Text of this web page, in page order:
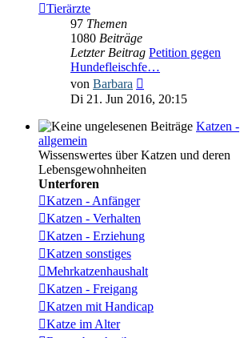
Tierärzte
97 Themen
1080 Beiträge
Letzter Beitrag Petition gegen
Hundefleischfe…
von Barbara
Beitrag
Di 21. Jun 2016, 20:15
Katzen -
allgemein
Wissenswertes über Katzen und deren
Lebensgewohnheiten
Unterforen
Katzen - Anfänger
Katzen - Verhalten
Katzen - Erziehung
Katzen sonstiges
Mehrkatzenhaushalt
Katzen - Freigang
Katzen mit Handicap
Katze im Alter